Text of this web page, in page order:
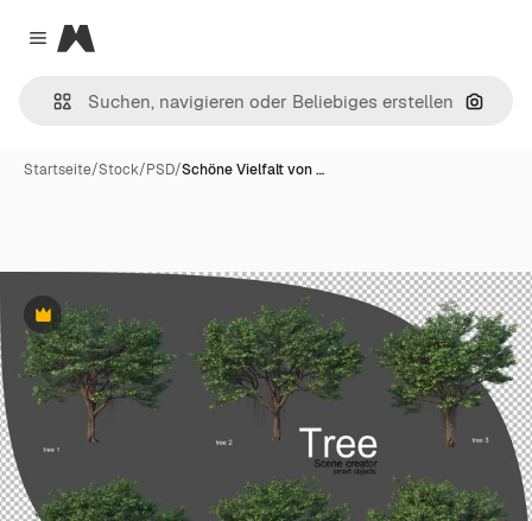
Close menu
Magnific
Nach
Startseite/Stock/PSD/Schöne Vielfalt von …
Premium